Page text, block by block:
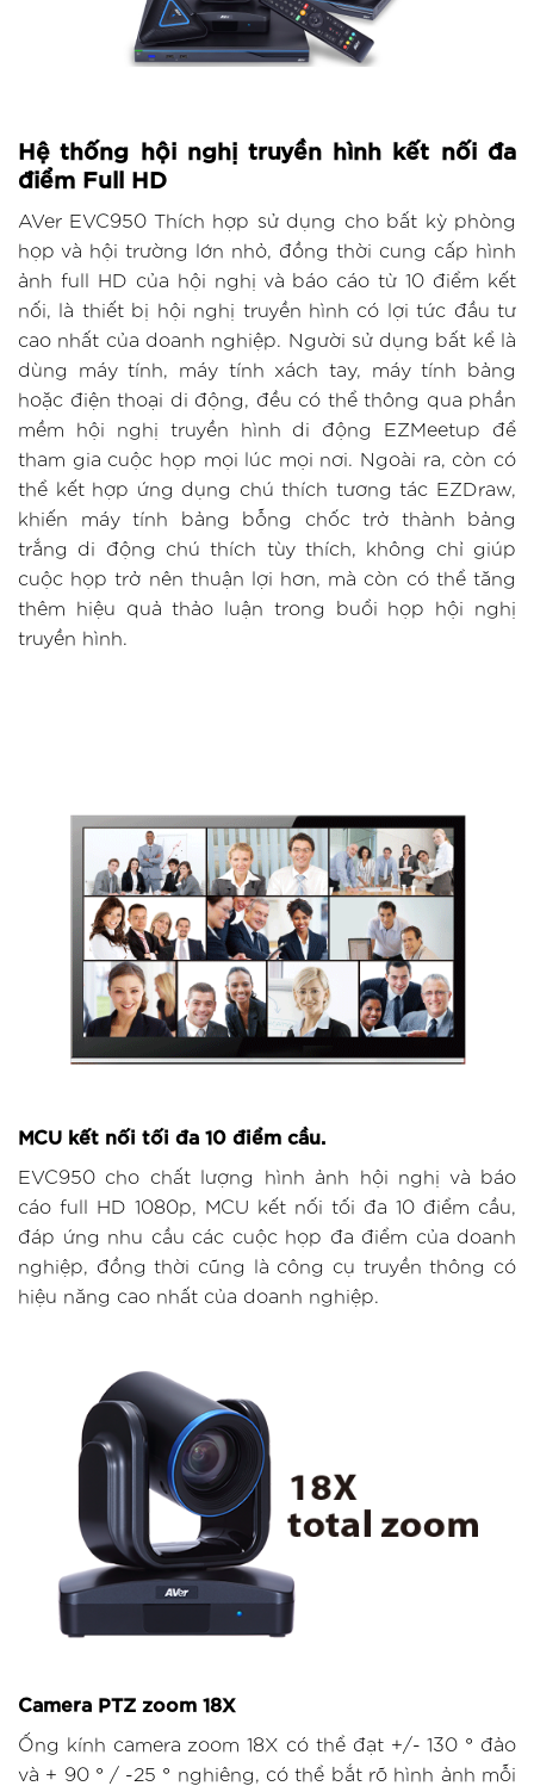
Hệ thống hội nghị truyền hình kết nối đa
điểm Full HD
AVer EVC950 Thích hợp sử dụng cho bất kỳ phòng
họp và hội trường lớn nhỏ, đồng thời cung cấp hình
ảnh full HD của hội nghị và báo cáo từ 10 điểm kết
nối, là thiết bị hội nghị truyền hình có lợi tức đầu tư
cao nhất của doanh nghiệp. Người sử dụng bất kể là
dùng máy tính, máy tính xách tay, máy tính bảng
hoặc điện thoại di động, đều có thể thông qua phần
mềm hội nghị truyền hình di động EZMeetup để
tham gia cuộc họp mọi lúc mọi nơi. Ngoài ra, còn có
thể kết hợp ứng dụng chú thích tương tác EZDraw,
khiến máy tính bảng bỗng chốc trở thành bảng
trắng di động chú thích tùy thích, không chỉ giúp
cuộc họp trở nên thuận lợi hơn, mà còn có thể tăng
thêm hiệu quả thảo luận trong buổi họp hội nghị
truyền hình.
MCU kết nối tối đa 10 điểm cầu.
EVC950 cho chất lượng hình ảnh hội nghị và báo
cáo full HD 1080p, MCU kết nối tối đa 10 điểm cầu,
đáp ứng nhu cầu các cuộc họp đa điểm của doanh
nghiệp, đồng thời cũng là công cụ truyền thông có
hiệu năng cao nhất của doanh nghiệp.
Camera PTZ zoom 18X
Ống kính camera zoom 18X có thể đạt +/- 130 ° đảo
và + 90 ° / -25 ° nghiêng, có thể bắt rõ hình ảnh mỗi